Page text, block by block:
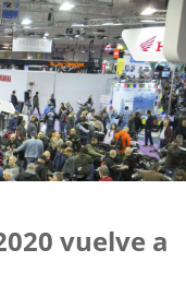
vuelve a